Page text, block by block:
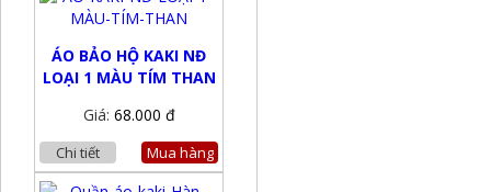
ÁO BẢO HỘ KAKI NĐ
LOẠI 1 MÀU TÍM THAN
Giá: 68.000 đ
Chi tiết Mua hàng